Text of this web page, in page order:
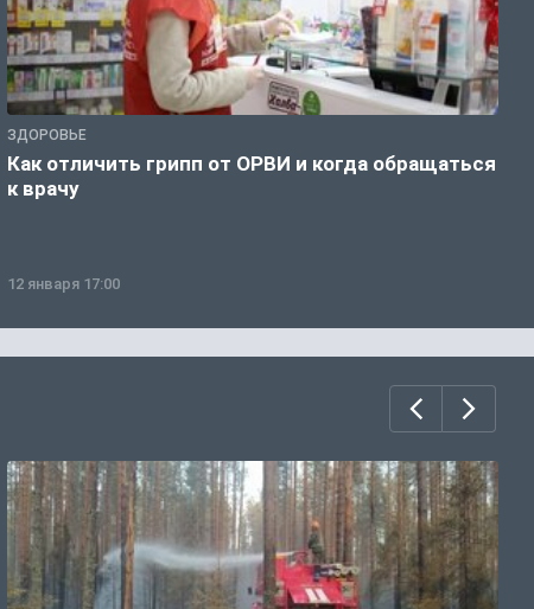
ЗДОРОВЬЕ
Как отличить грипп от ОРВИ и когда обращаться
к врачу
12 января 17:00